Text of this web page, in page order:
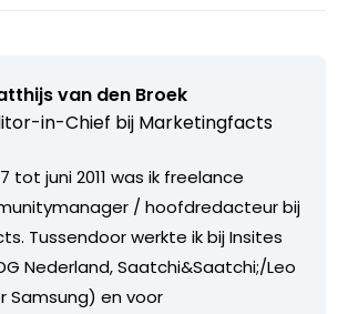
van den Broek
in-Chief bij Marketingfacts
tot juni 2011 was ik freelance
/ hoofdredacteur bij
Tussendoor werkte ik bij Insites
Nederland, Saatchi&Saatchi;/Leo
Samsung) en voor